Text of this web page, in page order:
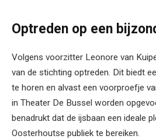
Optreden op een
Volgens voorzitter Leonore van
van de stichting optreden. Dit biedt
te horen en alvast een voorproefje
in Theater De Bussel worden
benadrukt dat de ijsbaan een ideale
Oosterhoutse publiek te bereiken.